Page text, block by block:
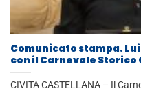
Comunicato stampa.
con il Carnevale
CIVITA CASTELLANA – Il